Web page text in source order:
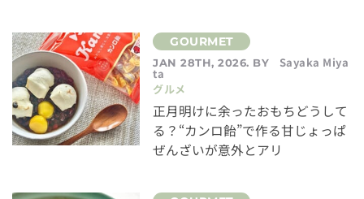
JAN 28TH, 2026. BY Sayaka Miya
ta
グルメ
正月明けに余ったおもちどうして
る？“カンロ飴”で作る甘じょっぱ
ぜんざいが意外とアリ